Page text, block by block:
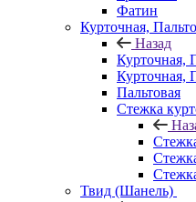
Фатин
Курточная,
Назад
Курточная,
Курточная,
Пальтовая
Стежка
Твид (Шанель)